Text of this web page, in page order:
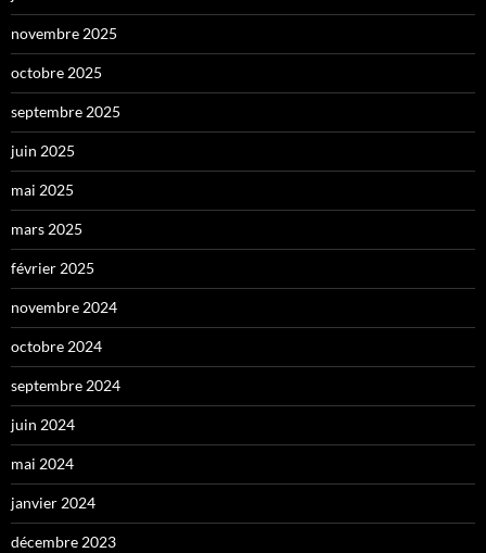
novembre 2025
octobre 2025
septembre 2025
juin 2025
mai 2025
mars 2025
février 2025
novembre 2024
octobre 2024
septembre 2024
juin 2024
mai 2024
janvier 2024
décembre 2023